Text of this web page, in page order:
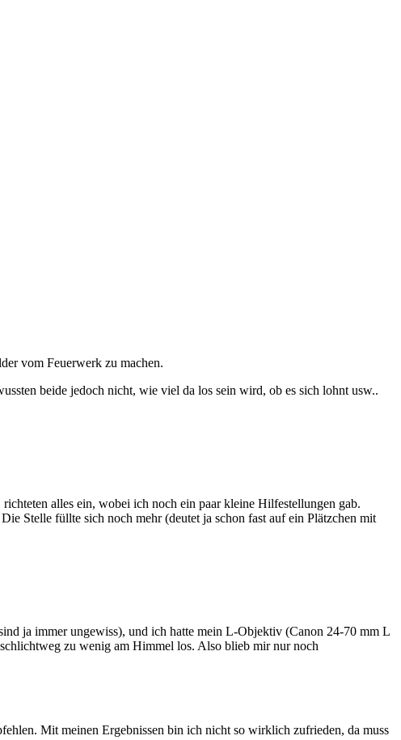
vom Feuerwerk zu machen.
beide jedoch nicht, wie viel da los sein wird, ob es sich lohnt usw..
alles ein, wobei ich noch ein paar kleine Hilfestellungen gab.
Stelle füllte sich noch mehr (deutet ja schon fast auf ein Plätzchen mit
ja immer ungewiss), und ich hatte mein L-Objektiv (Canon 24-70 mm L
zu wenig am Himmel los. Also blieb mir nur noch
Mit meinen Ergebnissen bin ich nicht so wirklich zufrieden, da muss